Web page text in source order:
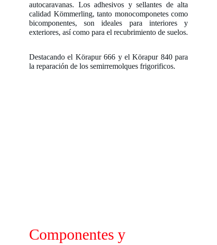
autocaravanas. Los adhesivos y sellantes de alta
calidad Kömmerling, tanto monocomponetes como
bicomponentes, son ideales para interiores y
exteriores, así como para el recubrimiento de suelos.
Destacando el Körapur 666 y el Körapur 840 para
la reparación de los semirremolques frigorificos.
Componentes y